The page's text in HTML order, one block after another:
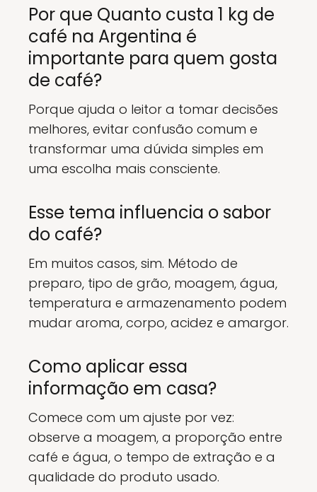
Por que Quanto custa 1 kg de
café na Argentina é
importante para quem gosta
de café?
Porque ajuda o leitor a tomar decisões
melhores, evitar confusão comum e
transformar uma dúvida simples em
uma escolha mais consciente.
Esse tema influencia o sabor
do café?
Em muitos casos, sim. Método de
preparo, tipo de grão, moagem, água,
temperatura e armazenamento podem
mudar aroma, corpo, acidez e amargor.
Como aplicar essa
informação em casa?
Comece com um ajuste por vez:
observe a moagem, a proporção entre
café e água, o tempo de extração e a
qualidade do produto usado.